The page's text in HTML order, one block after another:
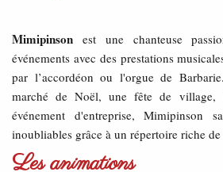
Mimipinson est une chanteuse
événements avec des prestations
par l’accordéon ou l'orgue de
marché de Noël, une fête de
événement d'entreprise, Mimipinson
inoubliables grâce à un répertoire riche de
Les animations